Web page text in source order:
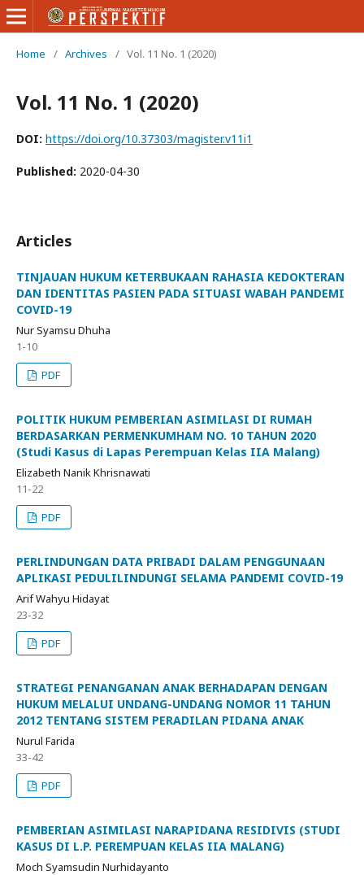
Home / Archives / Vol. 11 No. 1 (2020)
Vol. 11 No. 1 (2020)
DOI: https://doi.org/10.37303/magister.v11i1
Published: 2020-04-30
Articles
TINJAUAN HUKUM KETERBUKAAN RAHASIA KEDOKTERAN
DAN IDENTITAS PASIEN PADA SITUASI WABAH PANDEMI
COVID-19
Nur Syamsu Dhuha
1-10
PDF
POLITIK HUKUM PEMBERIAN ASIMILASI DI RUMAH
BERDASARKAN PERMENKUMHAM NO. 10 TAHUN 2020
(Studi Kasus di Lapas Perempuan Kelas IIA Malang)
Elizabeth Nanik Khrisnawati
11-22
PDF
PERLINDUNGAN DATA PRIBADI DALAM PENGGUNAAN
APLIKASI PEDULILINDUNGI SELAMA PANDEMI COVID-19
Arif Wahyu Hidayat
23-32
PDF
STRATEGI PENANGANAN ANAK BERHADAPAN DENGAN
HUKUM MELALUI UNDANG-UNDANG NOMOR 11 TAHUN
2012 TENTANG SISTEM PERADILAN PIDANA ANAK
Nurul Farida
33-42
PDF
PEMBERIAN ASIMILASI NARAPIDANA RESIDIVIS (STUDI
KASUS DI L.P. PEREMPUAN KELAS IIA MALANG)
Moch Syamsudin Nurhidayanto